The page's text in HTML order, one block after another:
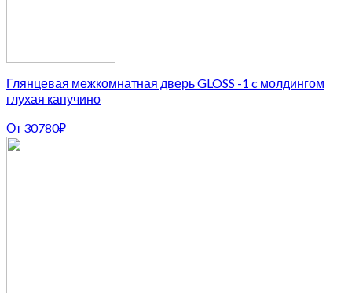
Глянцевая межкомнатная дверь GLOSS -1 c молдингом
глухая капучино
От 30780₽